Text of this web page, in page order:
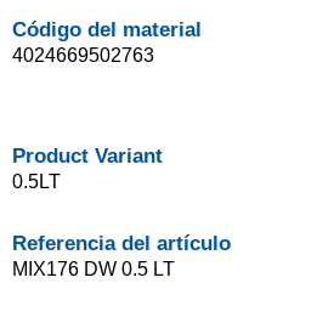
Código del material
4024669502763
Product Variant
0.5LT
Referencia del artículo
MIX176 DW 0.5 LT